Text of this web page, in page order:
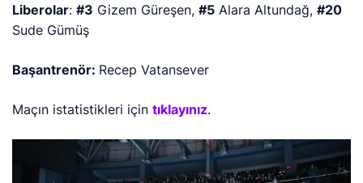
Liberolar:#3 Gizem Güreşen,#5 Alara Altundağ,#20
Sude Gümüş
Başantrenör: Recep Vatansever
Maçın istatistikleri içintıklayınız.